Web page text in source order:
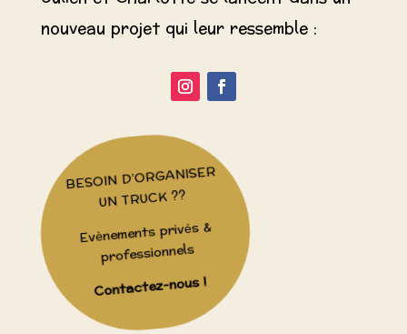
nouveau projet qui leur ressemble :
BESOIN D’ORGANISER
UN TRUCK ??
Evènements privés &
professionnels
Contactez-nous !